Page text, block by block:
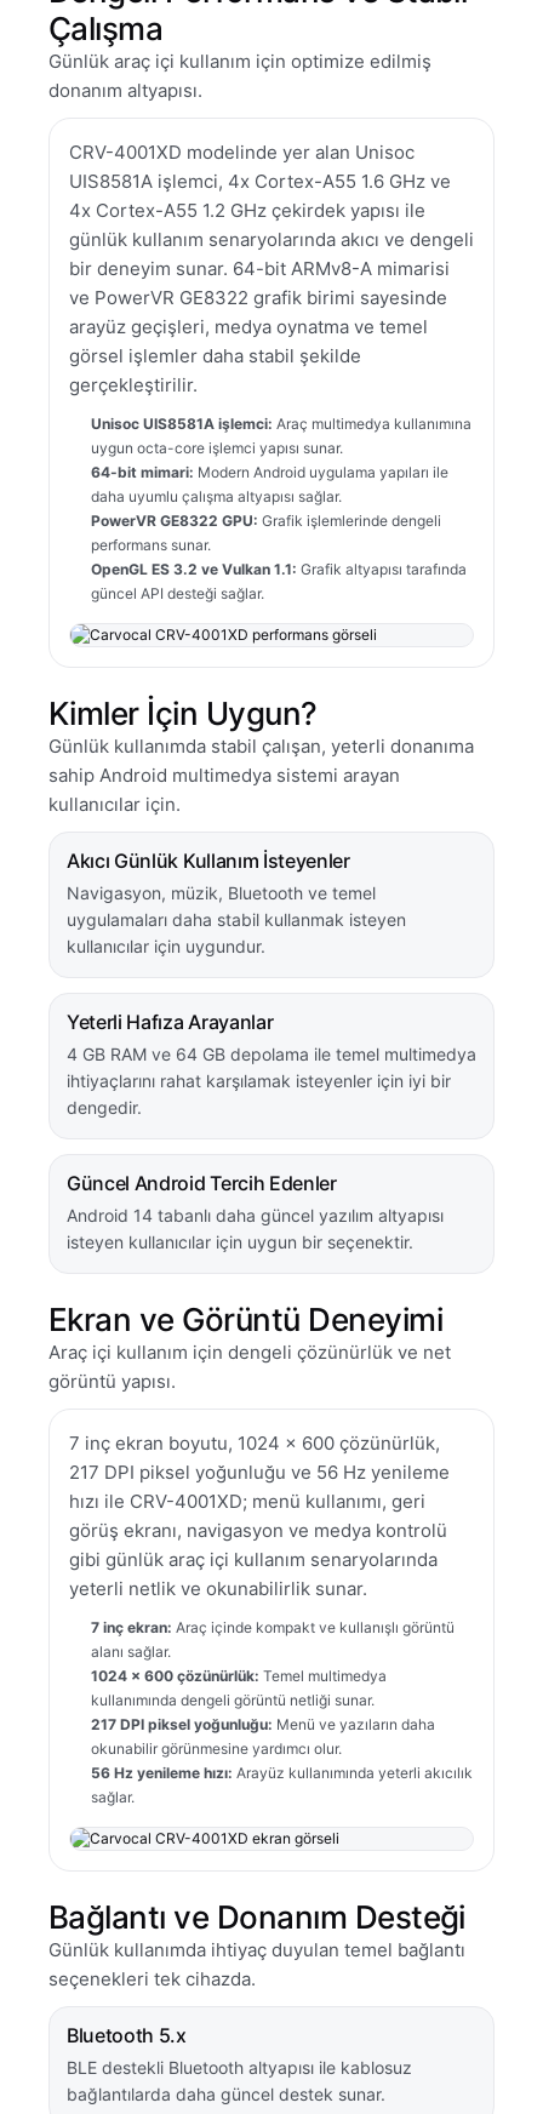
Çalışma
Günlük araç içi kullanım için optimize edilmiş
donanım altyapısı.
CRV-4001XD modelinde yer alan Unisoc
UIS8581A işlemci, 4x Cortex-A55 1.6 GHz ve
4x Cortex-A55 1.2 GHz çekirdek yapısı ile
günlük kullanım senaryolarında akıcı ve dengeli
bir deneyim sunar. 64-bit ARMv8-A mimarisi
ve PowerVR GE8322 grafik birimi sayesinde
arayüz geçişleri, medya oynatma ve temel
görsel işlemler daha stabil şekilde
gerçekleştirilir.
Unisoc UIS8581A işlemci: Araç multimedya kullanımına
uygun octa-core işlemci yapısı sunar.
64-bit mimari: Modern Android uygulama yapıları ile
daha uyumlu çalışma altyapısı sağlar.
PowerVR GE8322 GPU: Grafik işlemlerinde dengeli
performans sunar.
OpenGL ES 3.2 ve Vulkan 1.1: Grafik altyapısı tarafında
güncel API desteği sağlar.
Kimler İçin Uygun?
Günlük kullanımda stabil çalışan, yeterli donanıma
sahip Android multimedya sistemi arayan
kullanıcılar için.
Akıcı Günlük Kullanım İsteyenler
Navigasyon, müzik, Bluetooth ve temel
uygulamaları daha stabil kullanmak isteyen
kullanıcılar için uygundur.
Yeterli Hafıza Arayanlar
4 GB RAM ve 64 GB depolama ile temel multimedya
ihtiyaçlarını rahat karşılamak isteyenler için iyi bir
dengedir.
Güncel Android Tercih Edenler
Android 14 tabanlı daha güncel yazılım altyapısı
isteyen kullanıcılar için uygun bir seçenektir.
Ekran ve Görüntü Deneyimi
Araç içi kullanım için dengeli çözünürlük ve net
görüntü yapısı.
7 inç ekran boyutu, 1024 x 600 çözünürlük,
217 DPI piksel yoğunluğu ve 56 Hz yenileme
hızı ile CRV-4001XD; menü kullanımı, geri
görüş ekranı, navigasyon ve medya kontrolü
gibi günlük araç içi kullanım senaryolarında
yeterli netlik ve okunabilirlik sunar.
7 inç ekran: Araç içinde kompakt ve kullanışlı görüntü
alanı sağlar.
1024 x 600 çözünürlük: Temel multimedya
kullanımında dengeli görüntü netliği sunar.
217 DPI piksel yoğunluğu: Menü ve yazıların daha
okunabilir görünmesine yardımcı olur.
56 Hz yenileme hızı: Arayüz kullanımında yeterli akıcılık
sağlar.
Bağlantı ve Donanım Desteği
Günlük kullanımda ihtiyaç duyulan temel bağlantı
seçenekleri tek cihazda.
Bluetooth 5.x
BLE destekli Bluetooth altyapısı ile kablosuz
bağlantılarda daha güncel destek sunar.